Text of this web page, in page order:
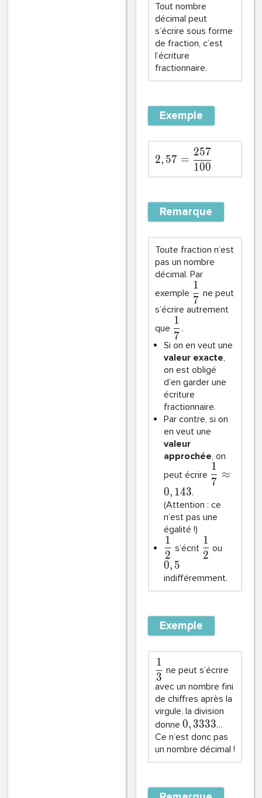
Tout nombre
décimal peut
s’écrire sous forme
de fraction, c’est
l’écriture
fractionnaire.
Exemple
2, 57 =
100
257
Remarque
Toute fraction n’est
pas un nombre
décimal. Par
exemple
7
1
ne peut
s’écrire autrement
que
7
1
.
Si on en veut une
valeur exacte,
on est obligé
d’en garder une
écriture
fractionnaire.
Par contre, si on
en veut une
valeur
approchée, on
peut écrire
7
1
≈
0, 143.
(Attention : ce
n’est pas une
égalité !)
2
1
s’écrit
2
1
ou
0, 5
indifféremment.
Exemple
3
1
ne peut s’écrire
avec un nombre fini
de chiffres après la
virgule, la division
donne 0, 3333…
Ce n’est donc pas
un nombre décimal !